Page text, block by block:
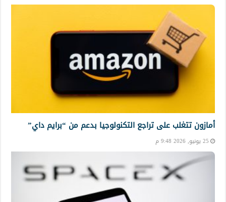
أمازون تتغلب على تراجع التكنولوجيا بدعم من “برايم داي”
25 يونيو, 2026 9:48 م